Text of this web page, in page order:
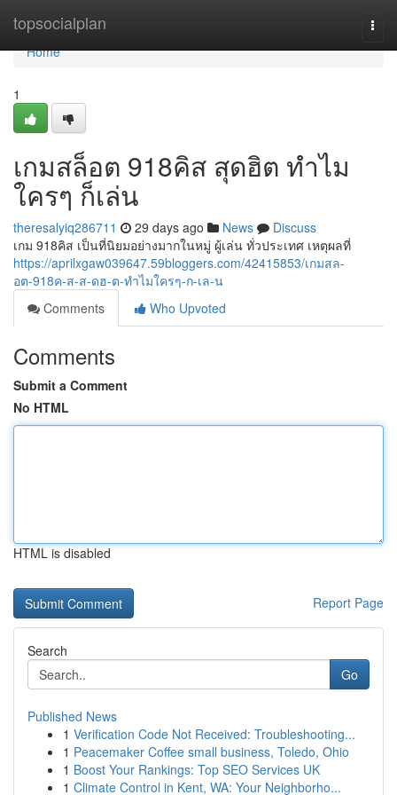
topsocialplan
Home
Home
1
เกมสล็อต 918คิส สุดฮิต ทำไม
ใครๆ ก็เล่น
theresalyiq286711 29 days ago News
Discuss
เกม 918คิส เป็นที่นิยมอย่างมากในหมู่ ผู้เล่น ทั่วประเทศ เหตุผลที่
https://aprilxgaw039647.59bloggers.com/42415853/เกมสล-
อต-918ค-ส-ส-ดฮ-ต-ทำไมใครๆ-ก-เล-น
Comments
Who Upvoted
Comments
Submit a Comment
No HTML
HTML is disabled
Report Page
Search
Go
Published News
1 Verification Code Not Received: Troubleshooting...
1 Peacemaker Coffee small business, Toledo, Ohio
1 Boost Your Rankings: Top SEO Services UK
1 Climate Control in Kent, WA: Your Neighborho...